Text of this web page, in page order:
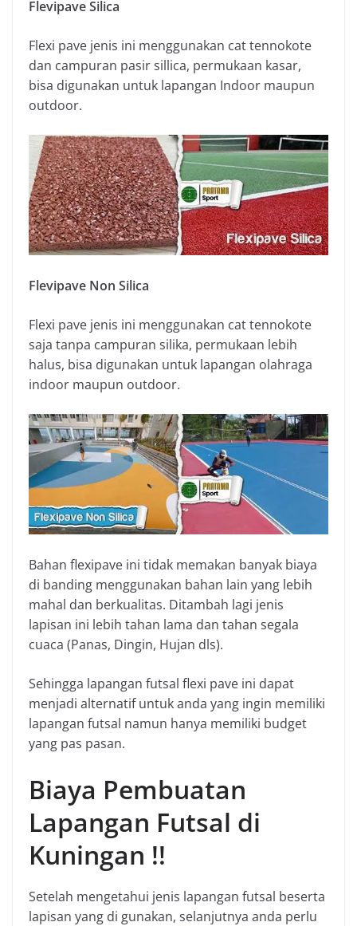
Flevipave Silica
Flexi pave jenis ini menggunakan cat tennokote
dan campuran pasir sillica, permukaan kasar,
bisa digunakan untuk lapangan Indoor maupun
outdoor.
Flevipave Non Silica
Flexi pave jenis ini menggunakan cat tennokote
saja tanpa campuran silika, permukaan lebih
halus, bisa digunakan untuk lapangan olahraga
indoor maupun outdoor.
Bahan flexipave ini tidak memakan banyak biaya
di banding menggunakan bahan lain yang lebih
mahal dan berkualitas. Ditambah lagi jenis
lapisan ini lebih tahan lama dan tahan segala
cuaca (Panas, Dingin, Hujan dls).
Sehingga lapangan futsal flexi pave ini dapat
menjadi alternatif untuk anda yang ingin memiliki
lapangan futsal namun hanya memiliki budget
yang pas pasan.
Biaya Pembuatan
Lapangan Futsal di
Kuningan !!
Setelah mengetahui jenis lapangan futsal beserta
lapisan yang di gunakan, selanjutnya anda perlu